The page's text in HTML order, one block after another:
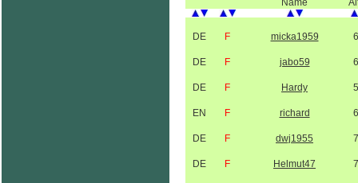
Name
DE F micka1959
DE F jabo59
DE F Hardy
EN F richard
DE F dwj1955
DE F Helmut47